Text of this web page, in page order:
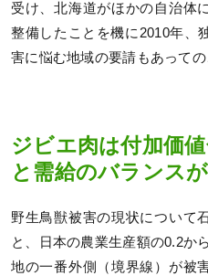
受け、北海道がほかの自治体
整備したことを機に2010年、
害に悩む地域の要請もあっての
ジビエ肉は付加価
と需給のバランス
野生鳥獣被害の現状について
と、日本の農業生産額の0.2か
地の一番外側（境界線）が被